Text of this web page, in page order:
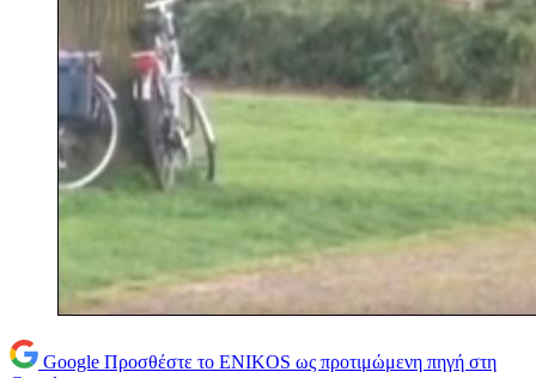
Google Προσθέστε το ENIKOS ως προτιμώμενη πηγή στη